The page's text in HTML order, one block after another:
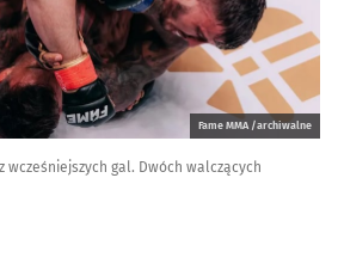
Fame MMA /archiwalne
wcześniejszych gal. Dwóch walczących